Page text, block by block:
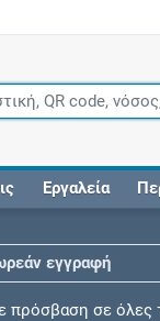
Εργαλεία
εγγραφή
πρόσβαση σε όλες